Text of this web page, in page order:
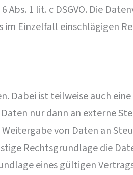
1 lit. c DSGVO. Die
im Einzelfall einschlägigen
Dabei ist teilweise auch
nur dann an externe
von Daten an
Rechtsgrundlage die
eines gültigen